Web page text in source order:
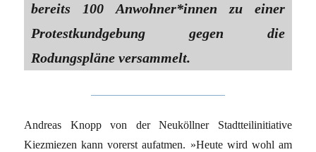
bereits 100 Anwohner*innen zu einer
Protestkundgebung gegen die
Rodungspläne versammelt.
Andreas Knopp von der Neuköllner Stadtteilinitiative
Kiezmiezen kann vorerst aufatmen. »Heute wird wohl am